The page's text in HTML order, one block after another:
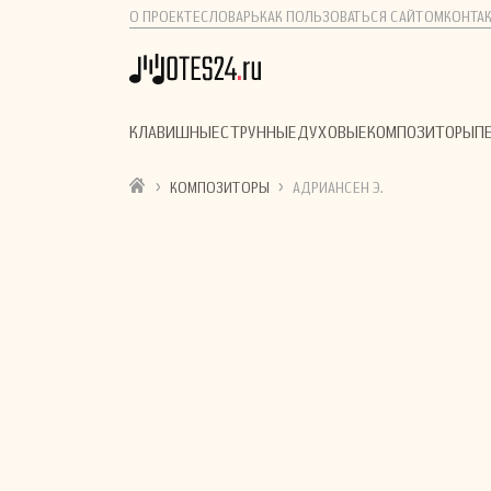
О ПРОЕКТЕСЛОВАРЬ КАК ПОЛЬЗОВАТЬСЯ САЙТОМ
КЛАВИШНЫЕСТРУННЫЕДУХОВЫЕКОМПОЗИТОРЫ
› КОМПОЗИТОРЫ › АДРИАНСЕН Э.